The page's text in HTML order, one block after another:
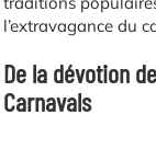
l’extravagance du
De la dévotion
Carnavals